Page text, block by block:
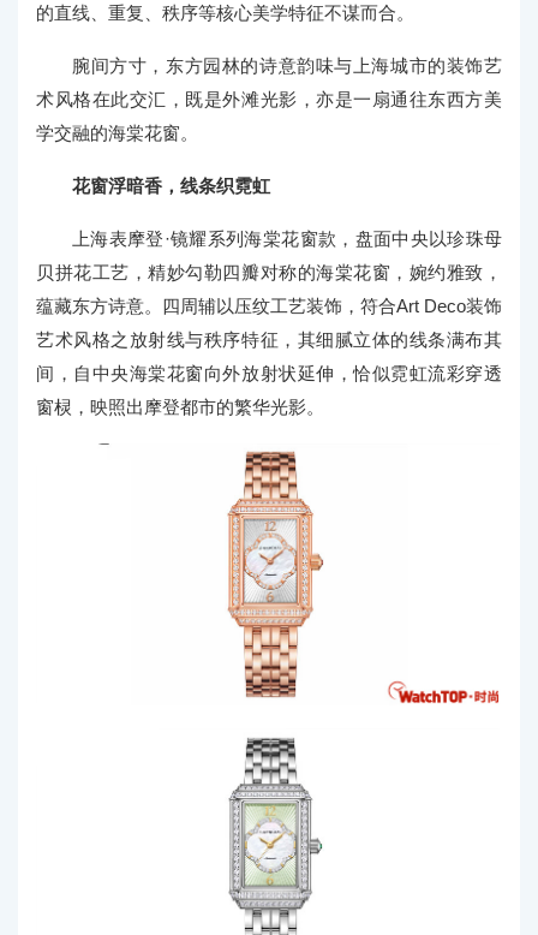
的直线、重复、秩序等核心美学特征不谋而合。
腕间方寸，东方园林的诗意韵味与上海城市的装饰艺
术风格在此交汇，既是外滩光影，亦是一扇通往东西方美
学交融的海棠花窗。
花窗浮暗香，线条织霓虹
上海表摩登·镜耀系列海棠花窗款，盘面中央以珍珠母
贝拼花工艺，精妙勾勒四瓣对称的海棠花窗，婉约雅致，
蕴藏东方诗意。四周辅以压纹工艺装饰，符合Art Deco装饰
艺术风格之放射线与秩序特征，其细腻立体的线条满布其
间，自中央海棠花窗向外放射状延伸，恰似霓虹流彩穿透
窗棂，映照出摩登都市的繁华光影。